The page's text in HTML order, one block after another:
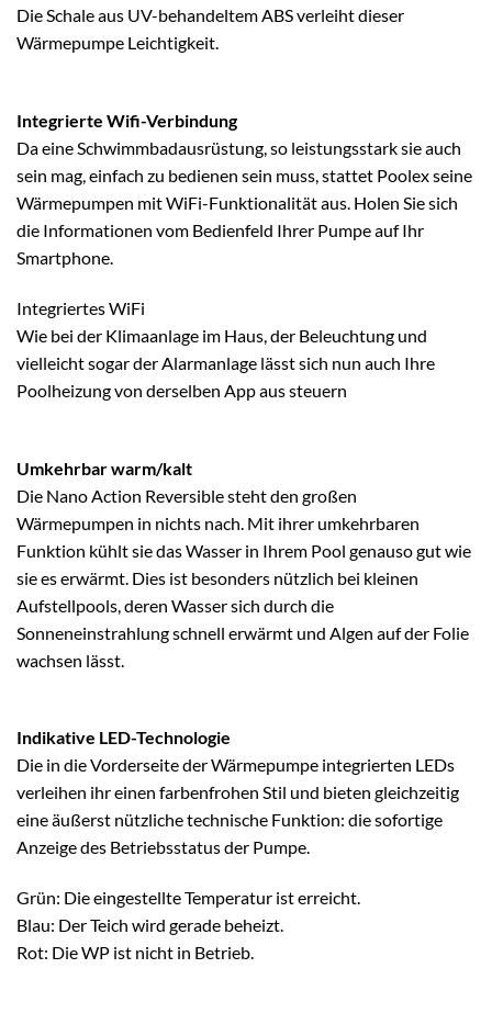
Die Schale aus UV-behandeltem ABS verleiht dieser
Wärmepumpe Leichtigkeit.
Integrierte Wifi-Verbindung
Da eine Schwimmbadausrüstung, so leistungsstark sie auch
sein mag, einfach zu bedienen sein muss, stattet Poolex seine
Wärmepumpen mit WiFi-Funktionalität aus. Holen Sie sich
die Informationen vom Bedienfeld Ihrer Pumpe auf Ihr
Smartphone.
Integriertes WiFi
Wie bei der Klimaanlage im Haus, der Beleuchtung und
vielleicht sogar der Alarmanlage lässt sich nun auch Ihre
Poolheizung von derselben App aus steuern
Umkehrbar warm/kalt
Die Nano Action Reversible steht den großen
Wärmepumpen in nichts nach. Mit ihrer umkehrbaren
Funktion kühlt sie das Wasser in Ihrem Pool genauso gut wie
sie es erwärmt. Dies ist besonders nützlich bei kleinen
Aufstellpools, deren Wasser sich durch die
Sonneneinstrahlung schnell erwärmt und Algen auf der Folie
wachsen lässt.
Indikative LED-Technologie
Die in die Vorderseite der Wärmepumpe integrierten LEDs
verleihen ihr einen farbenfrohen Stil und bieten gleichzeitig
eine äußerst nützliche technische Funktion: die sofortige
Anzeige des Betriebsstatus der Pumpe.
Grün: Die eingestellte Temperatur ist erreicht.
Blau: Der Teich wird gerade beheizt.
Rot: Die WP ist nicht in Betrieb.